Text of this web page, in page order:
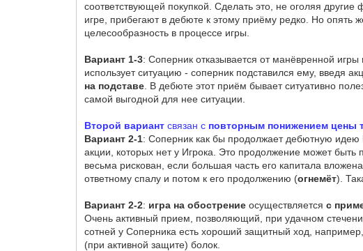
соответствующей покупкой. Сделать это, не оголяя
игре, прибегают в дебюте к этому приёму редко. Но опять
целесообразность в процессе игры.
Вариант 1-3: Соперник отказывается от манёвренной
использует ситуацию - соперник подставился ему, введя
на подставе . В дебюте этот приём бывает ситуативно
самой выгодной для нее ситуации.
Второй вариант связан с повторным понижением цены
Вариант 2-1: Соперник как бы продолжает дебютную идею
акции, которых нет у Игрока. Это продолжение может
весьма рискован, если большая часть его капитала
ответному спалу и потом к его продолжению (огнемёт).
Вариант 2-2: игра на обострениеосуществляетсяс
Очень активный прием, позволяющий, при удачном
сотней у Соперника есть хороший защитный ход,
(при активной защите) болок.